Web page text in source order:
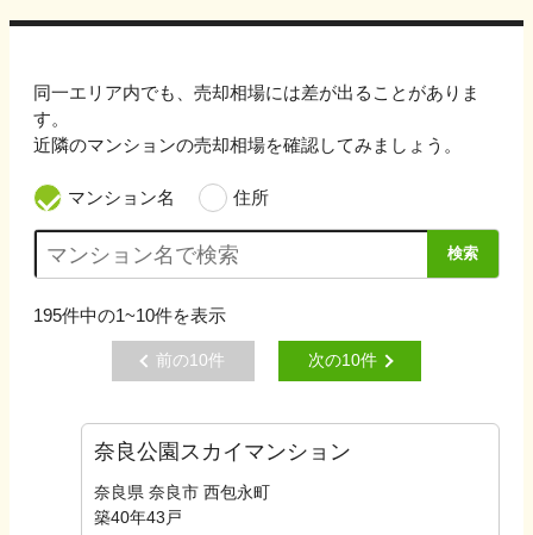
同一エリア内でも、売却相場には差が出ることがありま
す。
近隣のマンションの売却相場を確認してみましょう。
マンション名 住所
検索
195件中の1~10件を表示
前の10件 次の10件
奈良公園スカイマンション
奈良県 奈良市 西包永町
築40年43 戸